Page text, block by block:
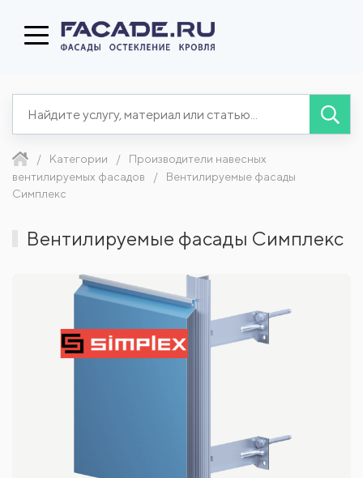
Категории
Производители навесных
вентилируемых фасадов
Вентилируемые фасады
Симплекс
Вентилируемые фасады Симплекс